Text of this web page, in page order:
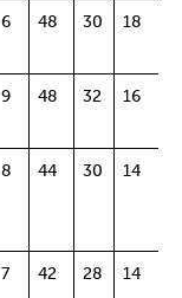
6 48 30 18
9 48 32 16
8 44 30 14
7 42 28 14